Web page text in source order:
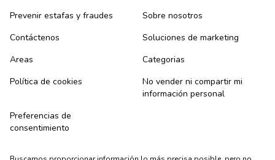
Prevenir estafas y fraudes
Sobre nosotros
Contáctenos
Soluciones de marketing
Areas
Categorias
Política de cookies
No vender ni compartir mi
información personal
Preferencias de
consentimiento